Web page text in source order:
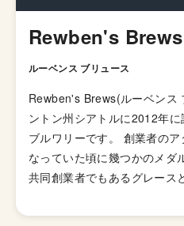
Rewben's Brews
ルーベンス ブリュース
Rewben's Brews(ルーベンス
ントン州シアトルに2012年
ブルワリーです。 創業者のアダムはホームブリューを行
なっていた頃に幾つかのメダ
共同創業者でもあるグレース
ました。 ブルワリー名は自分の息子の名前ルーベンにち